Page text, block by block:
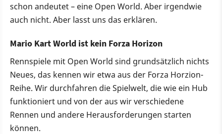
schon andeutet – eine Open World. Aber irgendwie
auch nicht. Aber lasst uns das erklären.
Mario Kart World ist kein Forza Horizon
Rennspiele mit Open World sind grundsätzlich nichts
Neues, das kennen wir etwa aus der Forza Horzion-
Reihe. Wir durchfahren die Spielwelt, die wie ein Hub
funktioniert und von der aus wir verschiedene
Rennen und andere Herausforderungen starten
können.